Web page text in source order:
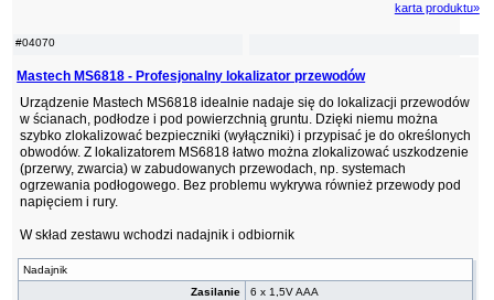
#04070
Mastech MS6818 - Profesjonalny lokalizator przewodów
Urządzenie Mastech MS6818 idealnie nadaje się do lokalizacji przewodów
w ścianach, podłodze i pod powierzchnią gruntu. Dzięki niemu można
szybko zlokalizować bezpieczniki (wyłączniki) i przypisać je do określonych
obwodów. Z lokalizatorem MS6818 łatwo można zlokalizować uszkodzenie
(przerwy, zwarcia) w zabudowanych przewodach, np. systemach
ogrzewania podłogowego. Bez problemu wykrywa również przewody pod
napięciem i rury.
W skład zestawu wchodzi nadajnik i odbiornik
Nadajnik
Zasilanie
6 x 1,5V AAA
karta produktu»